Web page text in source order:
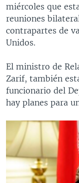
miércoles que
reuniones
contrapartes de
Unidos.
El ministro de
Zarif, también
funcionario del
hay planes para